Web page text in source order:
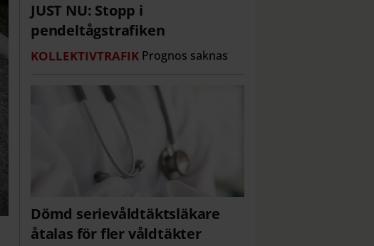
JUST NU: Stopp i
pendeltågstrafiken
KOLLEKTIVTRAFIK Prognos saknas
Dömd serievåldtäktsläkare
åtalas för fler våldtäkter